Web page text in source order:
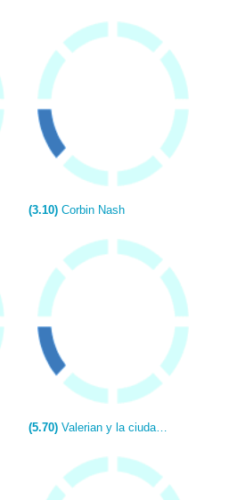
(3.10)Corbin Nash
(5.70)Valerian y la ciudad de los mil planetas